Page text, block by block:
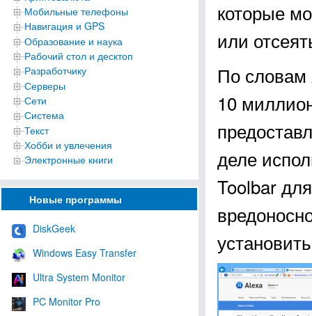
Мобильные телефоны
Навигация и GPS
Образование и наука
Рабочий стол и десктоп
Разработчику
Серверы
Сети
Система
Текст
Хобби и увлечения
Электронные книги
Новые программы
DiskGeek
Windows Easy Transfer
Ultra System Monitor
PC Monitor Pro
которые
или
По словам
10
деле
Toolbar